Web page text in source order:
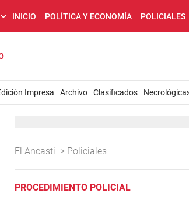
INICIO POLÍTICA Y ECONOMÍA POLICIALES
Impresa Archivo Clasificados
El Ancasti > Policiales
PROCEDIMIENTO POLICIAL